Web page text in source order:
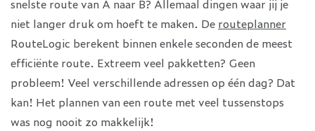
snelste route van A naar B? Allemaal dingen waar jij je
niet langer druk om hoeft te maken. De routeplanner
RouteLogic berekent binnen enkele seconden de meest
efficiënte route. Extreem veel pakketten? Geen
probleem! Veel verschillende adressen op één dag? Dat
kan! Het plannen van een route met veel tussenstops
was nog nooit zo makkelijk!